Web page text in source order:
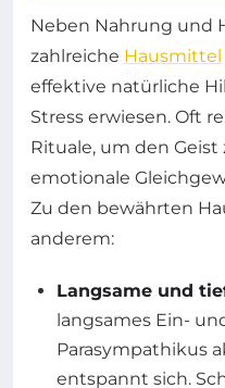
Neben Nahrung und
zahlreiche Hausmittel
effektive natürliche
Stress erwiesen. Oft
Rituale, um den
emotionale
Zu den bewährten
anderem:
Langsame und
langsames Ein-
Parasympathikus
entspannt sich.